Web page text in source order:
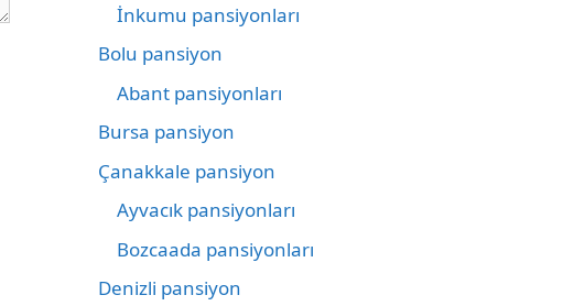
İnkumu pansiyonları
Bolu pansiyon
Abant pansiyonları
Bursa pansiyon
Çanakkale pansiyon
Ayvacık pansiyonları
Bozcaada pansiyonları
Denizli pansiyon